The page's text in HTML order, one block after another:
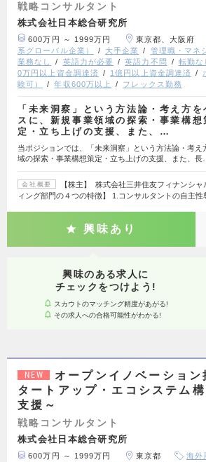
戦略コンサルタント
株式会社日本総合研究所
600万円 ～ 1999万円 東京都、大阪府
系グローバル企業）
大手企業 管理職・マネ
業務なし
英語力が必要 英語力不問 転勤な
0万円以上資金調達済
1億円以上資金調達済
験可）
年収600万以上 フレックス勤務
「未来洞察」という方法論・考え方を
スに、新規事業領域の探索・事業構想
定・立ち上げの支援、また、…
当ポジションでは、「未来洞察」という方法論・考
域の探索・事業構想策定・立ち上げの支援、また、長…
会社概要
【株主】 株式会社三井住友フィナンシ
ィング部門の４つの特徴】 1.コンサルタントの自主性
興味あり
興味のある求人に
チェックをつけよう!
スカウトのマッチング精度があがる!
その求人への合格可能性がわかる!
NEW
オープンイノベーション
タートアップ・エコシステム
支援～
戦略コンサルタント
株式会社日本総合研究所
600万円 ～ 1999万円 東京都
海外